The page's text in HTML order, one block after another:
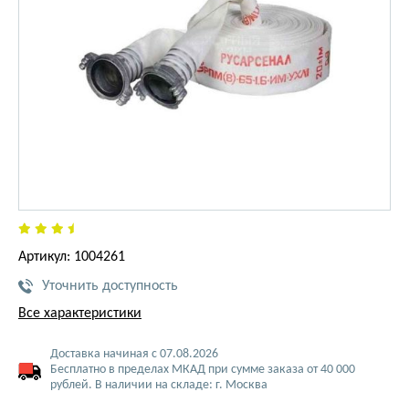
Артикул: 1004261
Уточнить доступность
Все характеристики
Доставка начиная с 07.08.2026
Бесплатно в пределах МКАД при сумме заказа от 40 000
рублей. В наличии на складе: г. Москва